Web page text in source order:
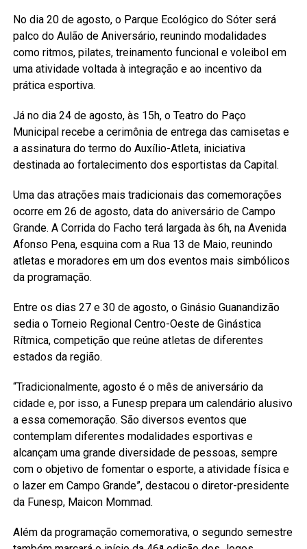
No dia 20 de agosto, o Parque Ecológico do Sóter será
palco do Aulão de Aniversário, reunindo modalidades
como ritmos, pilates, treinamento funcional e voleibol em
uma atividade voltada à integração e ao incentivo da
prática esportiva.
Já no dia 24 de agosto, às 15h, o Teatro do Paço
Municipal recebe a cerimônia de entrega das camisetas e
a assinatura do termo do Auxílio-Atleta, iniciativa
destinada ao fortalecimento dos esportistas da Capital.
Uma das atrações mais tradicionais das comemorações
ocorre em 26 de agosto, data do aniversário de Campo
Grande. A Corrida do Facho terá largada às 6h, na Avenida
Afonso Pena, esquina com a Rua 13 de Maio, reunindo
atletas e moradores em um dos eventos mais simbólicos
da programação.
Entre os dias 27 e 30 de agosto, o Ginásio Guanandizão
sedia o Torneio Regional Centro-Oeste de Ginástica
Rítmica, competição que reúne atletas de diferentes
estados da região.
“Tradicionalmente, agosto é o mês de aniversário da
cidade e, por isso, a Funesp prepara um calendário alusivo
a essa comemoração. São diversos eventos que
contemplam diferentes modalidades esportivas e
alcançam uma grande diversidade de pessoas, sempre
com o objetivo de fomentar o esporte, a atividade física e
o lazer em Campo Grande”, destacou o diretor-presidente
da Funesp, Maicon Mommad.
Além da programação comemorativa, o segundo semestre